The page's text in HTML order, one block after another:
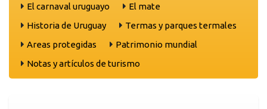
El carnaval uruguayo
El mate
Historia de Uruguay
Termas y parques termales
Areas protegidas
Patrimonio mundial
Notas y artículos de turismo